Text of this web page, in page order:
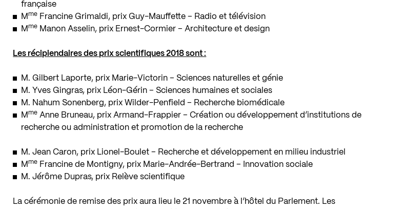
française
Mme Francine Grimaldi, prix Guy-Mauffette – Radio et télévision
Mme Manon Asselin, prix Ernest-Cormier – Architecture et design
Les récipiendaires des prix scientifiques 2018 sont :
M. Gilbert Laporte, prix Marie-Victorin – Sciences naturelles et génie
M. Yves Gingras, prix Léon-Gérin – Sciences humaines et sociales
M. Nahum Sonenberg, prix Wilder-Penfield – Recherche biomédicale
Mme Anne Bruneau, prix Armand-Frappier – Création ou développement d’institutions de
recherche ou administration et promotion de la recherche
M. Jean Caron, prix Lionel-Boulet – Recherche et développement en milieu industriel
Mme Francine de Montigny, prix Marie-Andrée-Bertrand – Innovation sociale
M. Jérôme Dupras, prix Relève scientifique
La cérémonie de remise des prix aura lieu le 21 novembre à l’hôtel du Parlement. Les